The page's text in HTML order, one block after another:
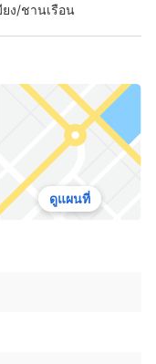
ยง/ชานเรือน
ดูแผนที่